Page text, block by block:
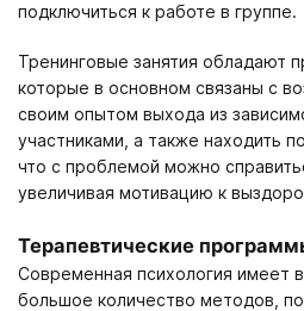
подключиться к работе в группе.
Тренинговые занятия обладают
которые в основном связаны с
своим опытом выхода из
участниками, а также находить
что с проблемой можно
увеличивая мотивацию к
Терапевтические
Современная психология имеет
большое количество методов,